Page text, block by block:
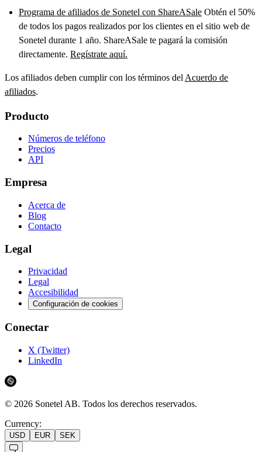
Programa de afiliados de Sonetel con ShareASale Obtén el 50%
de todos los pagos realizados por los clientes en el sitio web de
Sonetel durante 1 año. ShareASale te pagará la comisión
directamente. Regístrate aquí.
Los afiliados deben cumplir con los términos del Acuerdo de
afiliados.
Producto
Números de teléfono
Precios
API
Empresa
Acerca de
Blog
Contacto
Legal
Privacidad
Legal
Accesibilidad
Configuración de cookies
Conectar
X (Twitter)
LinkedIn
© 2026 Sonetel AB. Todos los derechos reservados.
Currency:
USD EUR SEK